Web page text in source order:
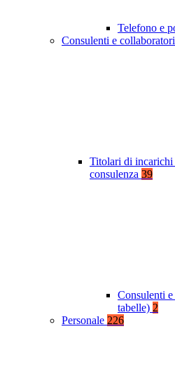
Telefono e
Consulenti e collaboratori
Titolari di
consulenza 39
Consulenti
tabelle) 2
Personale 226